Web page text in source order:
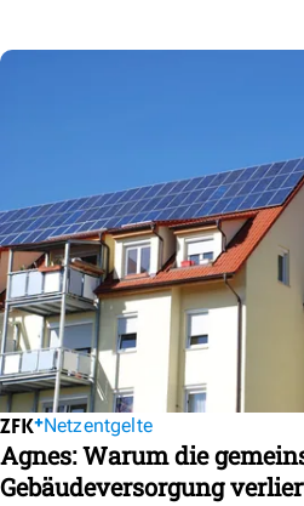
Netzentgelte
Agnes: Warum die
Gebäudeversorgung